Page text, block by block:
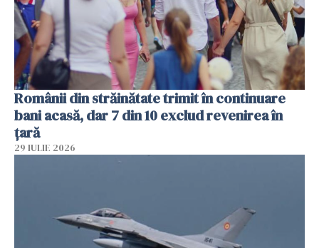
Românii din străinătate trimit în continuare
bani acasă, dar 7 din 10 exclud revenirea în
țară
29 IULIE 2026